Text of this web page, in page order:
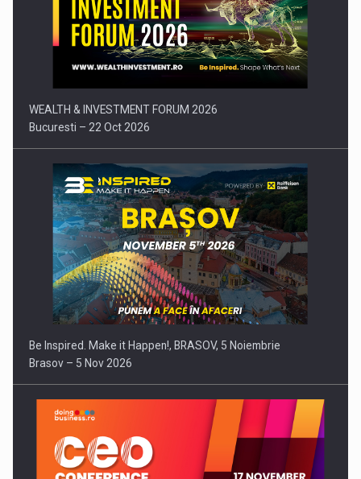
Comunicat de presa: Joburile part-time reincep sa intre pe…
WEALTH & INVESTMENT FORUM 2026
Bucuresti – 22 Oct 2026
Be Inspired. Make it Happen!, BRASOV, 5 Noiembrie
Brasov – 5 Nov 2026